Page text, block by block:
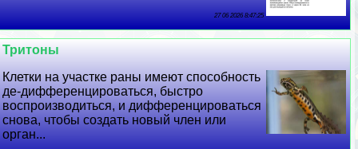
27 06 2026 8:47:25
Тритоны
Клетки на участке раны имеют способность
де-дифференцироваться, быстро
воспроизводиться, и дифференцироваться
снова, чтобы создать новый члeн или
орган...